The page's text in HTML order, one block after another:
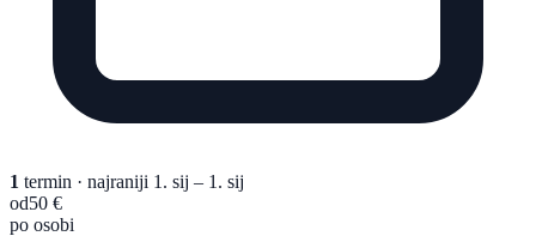
1 termin · najraniji 1. sij – 1. sij
od50 €
po osobi